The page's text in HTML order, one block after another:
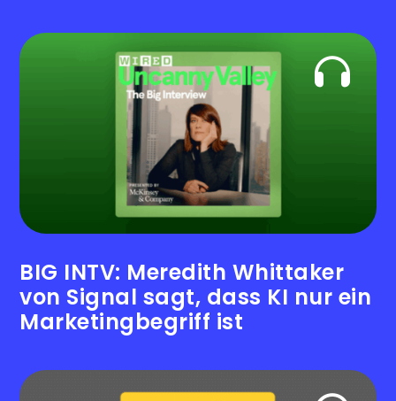
BIG INTV: Meredith Whittaker
von Signal sagt, dass KI nur ein
Marketingbegriff ist